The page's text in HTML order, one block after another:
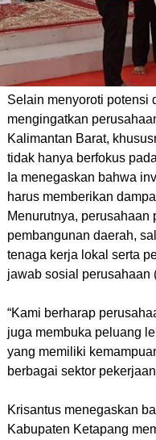
Selain menyoroti potensi
mengingatkan
Kalimantan Barat,
tidak hanya berfokus
Ia menegaskan bahwa
harus memberikan
Menurutnya, perusahaan
pembangunan daerah,
tenaga kerja lokal serta
jawab sosial perusahaan
“Kami berharap
juga membuka peluang
yang memiliki
berbagai sektor
Krisantus menegaskan
Kabupaten Ketapang